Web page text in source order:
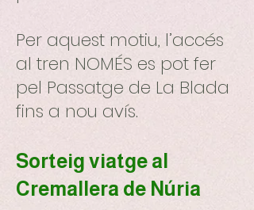
Per aquest motiu, l’accés
al tren NOMÉS es pot fer
pel Passatge de La Blada
fins a nou avís.
Sorteig viatge al
Cremallera de Núria